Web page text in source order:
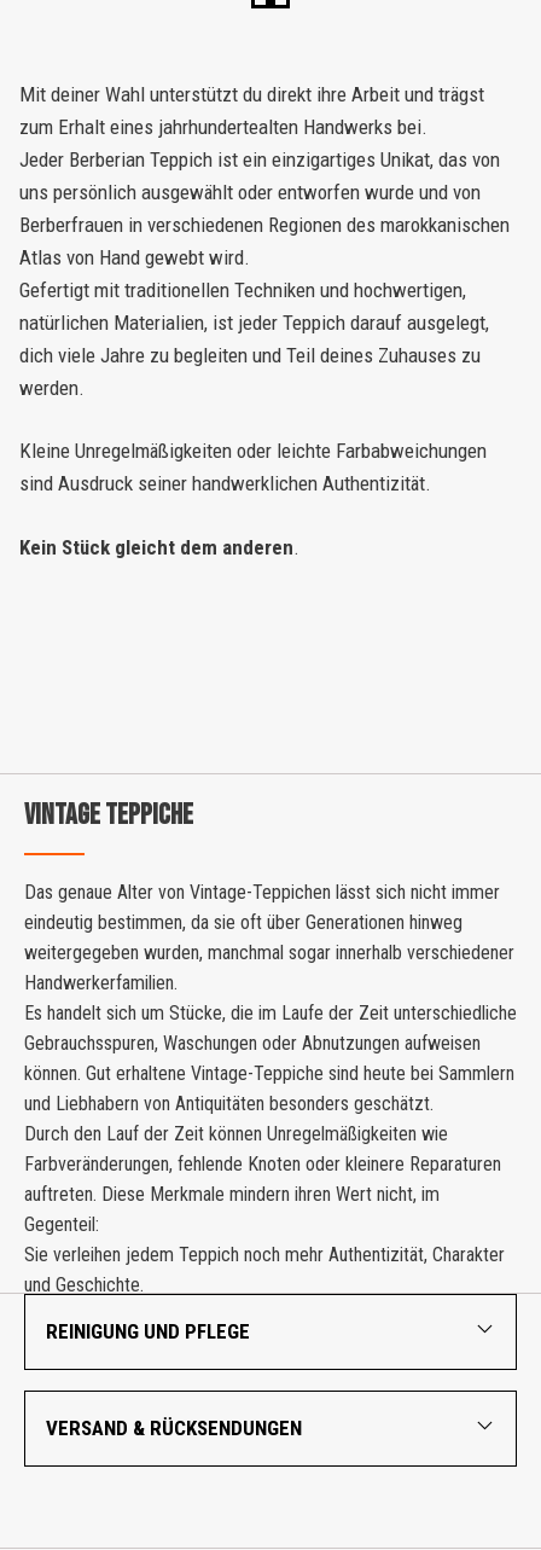
Mit deiner Wahl unterstützt du direkt ihre Arbeit und trägst
zum Erhalt eines jahrhundertealten Handwerks bei.
Jeder Berberian Teppich ist ein einzigartiges Unikat, das von
uns persönlich ausgewählt oder entworfen wurde und von
Berberfrauen in verschiedenen Regionen des marokkanischen
Atlas von Hand gewebt wird.
Gefertigt mit traditionellen Techniken und hochwertigen,
natürlichen Materialien, ist jeder Teppich darauf ausgelegt,
dich viele Jahre zu begleiten und Teil deines Zuhauses zu
werden.
Kleine Unregelmäßigkeiten oder leichte Farbabweichungen
sind Ausdruck seiner handwerklichen Authentizität.
Kein Stück gleicht dem anderen.
VINTAGE TEPPICHE
Das genaue Alter von Vintage-Teppichen lässt sich nicht immer
eindeutig bestimmen, da sie oft über Generationen hinweg
weitergegeben wurden, manchmal sogar innerhalb verschiedener
Handwerkerfamilien.
Es handelt sich um Stücke, die im Laufe der Zeit unterschiedliche
Gebrauchsspuren, Waschungen oder Abnutzungen aufweisen
können. Gut erhaltene Vintage-Teppiche sind heute bei Sammlern
und Liebhabern von Antiquitäten besonders geschätzt.
Durch den Lauf der Zeit können Unregelmäßigkeiten wie
Farbveränderungen, fehlende Knoten oder kleinere Reparaturen
auftreten. Diese Merkmale mindern ihren Wert nicht, im
Gegenteil:
Sie verleihen jedem Teppich noch mehr Authentizität, Charakter
und Geschichte.
REINIGUNG UND PFLEGE
VERSAND & RÜCKSENDUNGEN